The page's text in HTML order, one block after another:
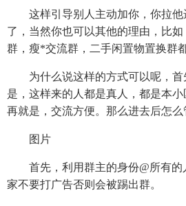
这样引导别人主动加你，你拉他
了，当然你也可以其他的理由，比
群，瘦*交流群，二手闲置物置换群
为什么说这样的方式可以呢，首
是，这样来的人都是真人，都是本小
再就是，交流方便。那么进去后怎么
图片
首先，利用群主的身份@所有的
家不要打广告否则会被踢出群。